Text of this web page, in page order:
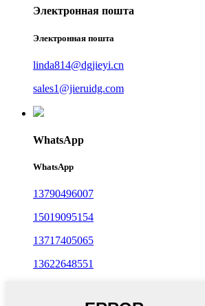
Электронная пошта
Электронная пошта
linda814@dgjieyi.cn
sales1@jieruidg.com
WhatsApp
WhatsApp
13790496007
15019095154
13717405065
13622648551